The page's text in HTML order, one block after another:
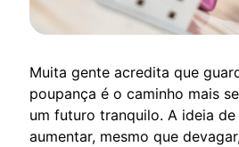
Muita gente acredita que
poupança é o caminho mais
um futuro tranquilo. A ideia
aumentar, mesmo que